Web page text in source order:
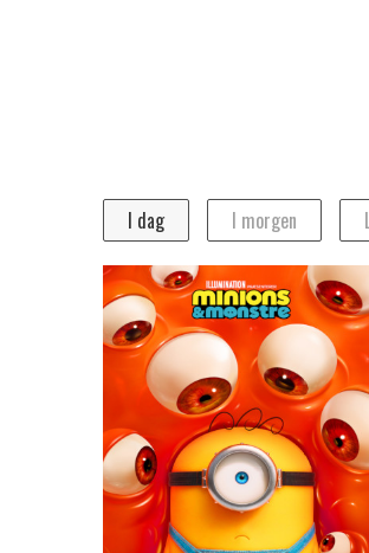
I dag I morgen